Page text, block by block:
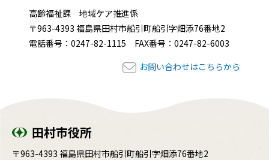
高齢福祉課 地域ケア推進係
〒963-4393 福島県田村市船引町船引字畑添76番地2
電話番号：0247-82-1115 FAX番号：0247-82-6003
お問い合わせはこちらから
田村市役所
〒963-4393 福島県田村市船引町船引字畑添76番地2